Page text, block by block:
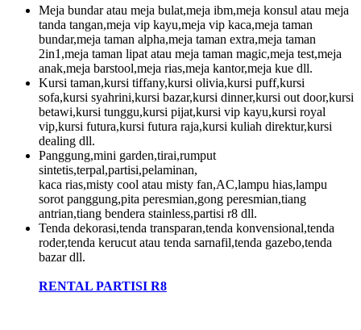
Meja bundar atau meja bulat,meja ibm,meja konsul atau meja
tanda tangan,meja vip kayu,meja vip kaca,meja taman
bundar,meja taman alpha,meja taman extra,meja taman
2in1,meja taman lipat atau meja taman magic,meja test,meja
anak,meja barstool,meja rias,meja kantor,meja kue dll.
Kursi taman,kursi tiffany,kursi olivia,kursi puff,kursi
sofa,kursi syahrini,kursi bazar,kursi dinner,kursi out door,kursi
betawi,kursi tunggu,kursi pijat,kursi vip kayu,kursi royal
vip,kursi futura,kursi futura raja,kursi kuliah direktur,kursi
dealing dll.
Panggung,mini garden,tirai,rumput
sintetis,terpal,partisi,pelaminan,
kaca rias,misty cool atau misty fan,AC,lampu hias,lampu
sorot panggung,pita peresmian,gong peresmian,tiang
antrian,tiang bendera stainless,partisi r8 dll.
Tenda dekorasi,tenda transparan,tenda konvensional,tenda
roder,tenda kerucut atau tenda sarnafil,tenda gazebo,tenda
bazar dll.
RENTAL PARTISI R8